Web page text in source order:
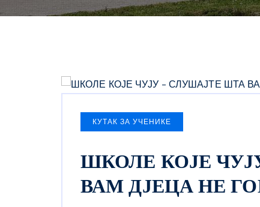
КУТАК ЗА УЧЕНИКЕ
ШКОЛЕ КОЈЕ
ВАМ ДЈЕЦА НЕ